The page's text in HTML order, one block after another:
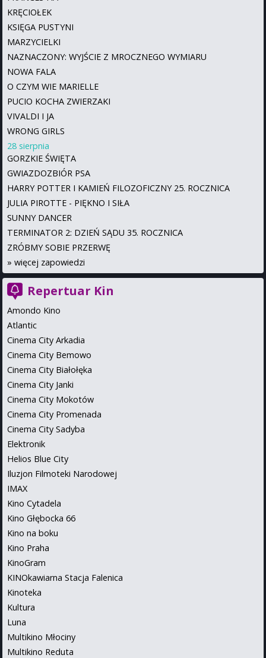
KRĘCIOŁEK
KSIĘGA PUSTYNI
MARZYCIELKI
NAZNACZONY: WYJŚCIE Z MROCZNEGO WYMIARU
NOWA FALA
O CZYM WIE MARIELLE
PUCIO KOCHA ZWIERZAKI
VIVALDI I JA
WRONG GIRLS
28 sierpnia
GORZKIE ŚWIĘTA
GWIAZDOZBIÓR PSA
HARRY POTTER I KAMIEŃ FILOZOFICZNY 25. ROCZNICA
JULIA PIROTTE - PIĘKNO I SIŁA
SUNNY DANCER
TERMINATOR 2: DZIEŃ SĄDU 35. ROCZNICA
ZRÓBMY SOBIE PRZERWĘ
» więcej zapowiedzi
Repertuar Kin
Amondo Kino
Atlantic
Cinema City Arkadia
Cinema City Bemowo
Cinema City Białołęka
Cinema City Janki
Cinema City Mokotów
Cinema City Promenada
Cinema City Sadyba
Elektronik
Helios Blue City
Iluzjon Filmoteki Narodowej
IMAX
Kino Cytadela
Kino Głębocka 66
Kino na boku
Kino Praha
KinoGram
KINOkawiarna Stacja Falenica
Kinoteka
Kultura
Luna
Multikino Młociny
Multikino Reduta